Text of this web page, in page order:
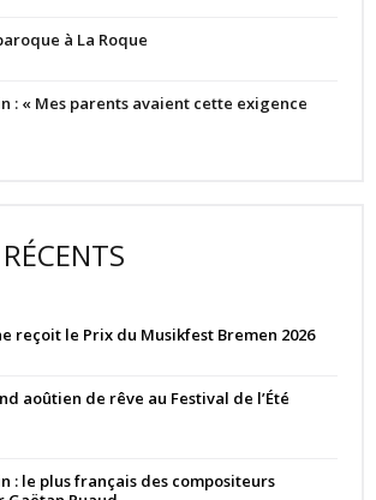
à La Roque
: « Mes parents avaient cette exigence
reçoit le Prix du Musikfest Bremen 2026
aoûtien de rêve au Festival de l’Été
: le plus français des compositeurs